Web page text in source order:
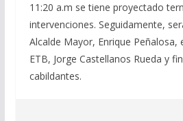
11:20 a.m se tiene proyectado
intervenciones. Seguidamente,
Alcalde Mayor, Enrique Peñalosa,
ETB, Jorge Castellanos Rueda y
cabildantes.